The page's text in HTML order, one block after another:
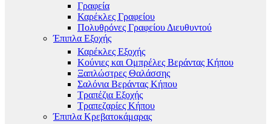
Γραφεία
Καρέκλες Γραφείου
Πολυθρόνες Γραφείου Διευθυντού
Έπιπλα Εξοχής
Καρέκλες Εξοχής
Κούνιες και Ομπρέλες Βεράντας Κήπου
Ξαπλώστρες Θαλάσσης
Σαλόνια Βεράντας Κήπου
Τραπέζια Εξοχής
Τραπεζαρίες Κήπου
Έπιπλα Κρεβατοκάμαρας